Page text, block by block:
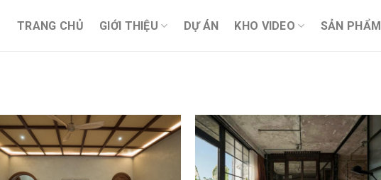
TRANG CHỦ GIỚI THIỆU DỰ ÁN KHO VIDEO SẢN PHẨM